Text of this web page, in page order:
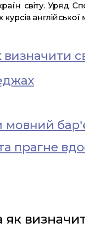
світу. Уряд
англійської
мовний
прагне